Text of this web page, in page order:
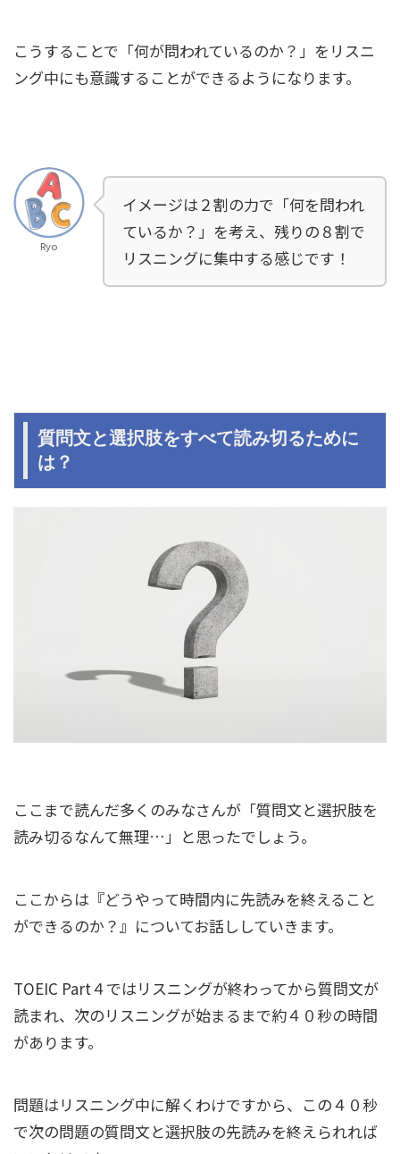
こうすることで「何が問われているのか？」をリスニ
ング中にも意識することができるようになります。
Ryo
イメージは２割の力で「何を問われ
ているか？」を考え、残りの８割で
リスニングに集中する感じです！
質問文と選択肢をすべて読み切るために
は？
ここまで読んだ多くのみなさんが「質問文と選択肢を
読み切るなんて無理…」と思ったでしょう。
ここからは『どうやって時間内に先読みを終えること
ができるのか？』についてお話ししていきます。
TOEIC Part４ではリスニングが終わってから質問文が
読まれ、次のリスニングが始まるまで約４０秒の時間
があります。
問題はリスニング中に解くわけですから、この４０秒
で次の問題の質問文と選択肢の先読みを終えられれば